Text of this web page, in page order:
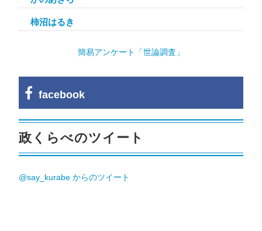
柿沼はるき
簡易アンケート「世論調査」
facebook
政くらべのツイート
@say_kurabe からのツイート